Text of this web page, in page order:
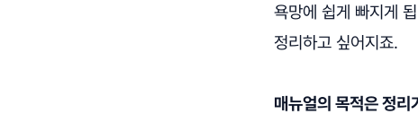
욕망에 쉽게 빠지게
정리하고 싶어지죠.
매뉴얼의 목적은 정